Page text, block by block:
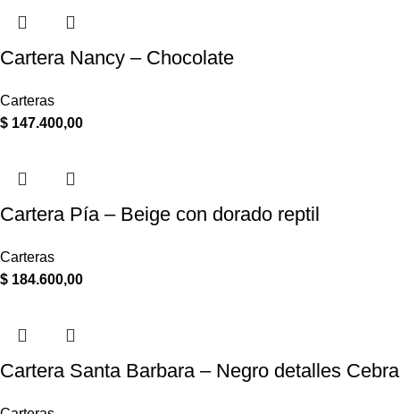
Cartera Nancy – Chocolate
Carteras
$ 147.400,00
Cartera Pía – Beige con dorado reptil
Carteras
$ 184.600,00
Cartera Santa Barbara – Negro detalles Cebra